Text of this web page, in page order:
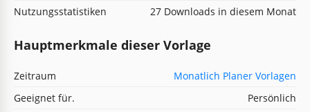
Nutzungsstatistiken
27 Downloads in diesem Monat
Hauptmerkmale dieser Vorlage
Zeitraum
Monatlich Planer Vorlagen
Geeignet für.
Persönlich